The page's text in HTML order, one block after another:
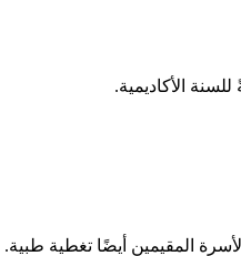
أيضًا تغطية طبية.